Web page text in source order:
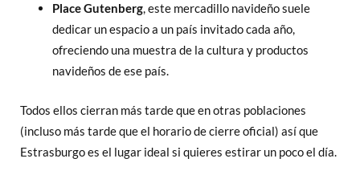
Place Gutenberg, este mercadillo navideño suele
dedicar un espacio a un país invitado cada año,
ofreciendo una muestra de la cultura y productos
navideños de ese país.
Todos ellos cierran más tarde que en otras poblaciones
(incluso más tarde que el horario de cierre oficial) así que
Estrasburgo es el lugar ideal si quieres estirar un poco el día.